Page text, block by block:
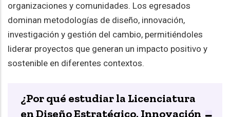
organizaciones y comunidades. Los egresados
dominan metodologías de diseño, innovación,
investigación y gestión del cambio, permitiéndoles
liderar proyectos que generan un impacto positivo y
sostenible en diferentes contextos.
¿Por qué estudiar la Licenciatura
en Diseño Estratégico, Innovación